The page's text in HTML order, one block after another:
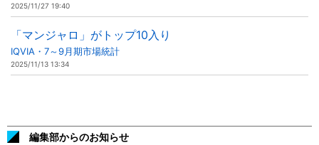
2025/11/27 19:40
「マンジャロ」がトップ10入り
IQVIA・7～9月期市場統計
2025/11/13 13:34
編集部からのお知らせ